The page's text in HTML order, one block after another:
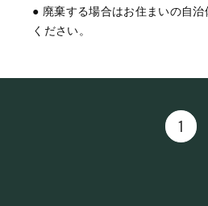
● 廃棄する場合はお住まいの自
ください。
1